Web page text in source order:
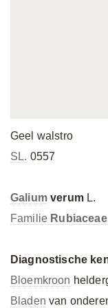
Geel walstro
SL. 0557
GaliumverumL.
Familie Rubiaceae
Diagnostische
Bloemkroon
Bladen van